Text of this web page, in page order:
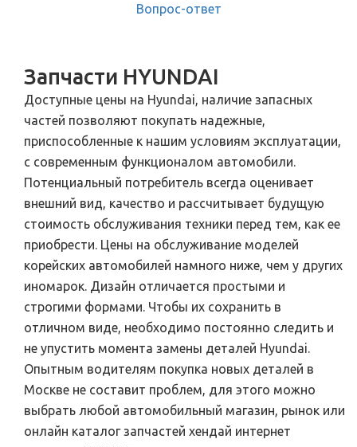
Вопрос-ответ
Запчасти HYUNDAI
Доступные цены на Hyundai, наличие запасных
частей позволяют покупать надежные,
приспособленные к нашим условиям эксплуатации,
с современным функционалом автомобили.
Потенциальный потребитель всегда оценивает
внешний вид, качество и рассчитывает будущую
стоимость обслуживания техники перед тем, как ее
приобрести. Цены на обслуживание моделей
корейских автомобилей намного ниже, чем у других
иномарок. Дизайн отличается простыми и
строгими формами. Чтобы их сохранить в
отличном виде, необходимо постоянно следить и
не упустить момента замены деталей Hyundai.
Опытным водителям покупка новых деталей в
Москве не составит проблем, для этого можно
выбрать любой автомобильный магазин, рынок или
онлайн каталог запчастей хендай интернет